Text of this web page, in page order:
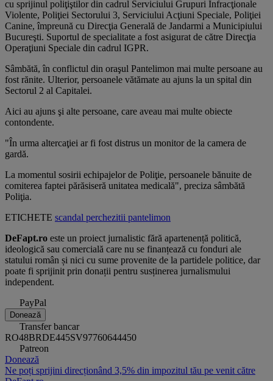
cu sprijinul poliţiştilor din cadrul Serviciului Grupuri Infracţionale
Violente, Poliţiei Sectorului 3, Serviciului Acţiuni Speciale, Poliţiei
Canine, împreună cu Direcţia Generală de Jandarmi a Municipiului
Bucureşti. Suportul de specialitate a fost asigurat de către Direcţia
Operaţiuni Speciale din cadrul IGPR.
Sâmbătă, în conflictul din oraşul Pantelimon mai multe persoane au
fost rănite. Ulterior, persoanele vătămate au ajuns la un spital din
Sectorul 2 al Capitalei.
Aici au ajuns şi alte persoane, care aveau mai multe obiecte
contondente.
"În urma altercaţiei ar fi fost distrus un monitor de la camera de
gardă.
La momentul sosirii echipajelor de Poliţie, persoanele bănuite de
comiterea faptei părăsiseră unitatea medicală", preciza sâmbătă
Poliţia.
ETICHETE scandal perchezitii pantelimon
DeFapt.ro este un proiect jurnalistic fără apartenență politică,
ideologică sau comercială care nu se finanțează cu fonduri ale
statului român și nici cu sume provenite de la partidele politice, dar
poate fi sprijinit prin donații pentru susținerea jurnalismului
independent.
PayPal
Donează
Transfer bancar
RO48BRDE445SV97760644450
Patreon
Donează
Ne poți sprijini direcționând 3,5% din impozitul tău pe venit către